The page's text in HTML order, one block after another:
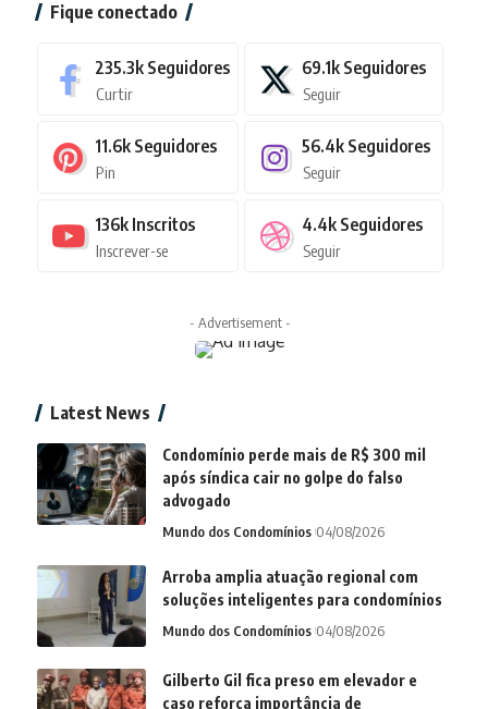
Fique conectado
235.3k Seguidores
Curtir
69.1k Seguidores
Seguir
11.6k Seguidores
Pin
56.4k Seguidores
Seguir
136k Inscritos
Inscrever-se
4.4k Seguidores
Seguir
- Advertisement -
Latest News
Condomínio perde mais de R$ 300 mil
após síndica cair no golpe do falso
advogado
Mundo dos Condomínios 04/08/2026
Arroba amplia atuação regional com
soluções inteligentes para condomínios
Mundo dos Condomínios 04/08/2026
Gilberto Gil fica preso em elevador e
caso reforça importância de